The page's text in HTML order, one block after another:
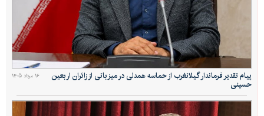
۱۶ مرداد ۱۴۰۵ پیام تقدیر فرماندار گیلانغرب از حماسه همدلی در میزبانی از زائران اربعین
حسینی